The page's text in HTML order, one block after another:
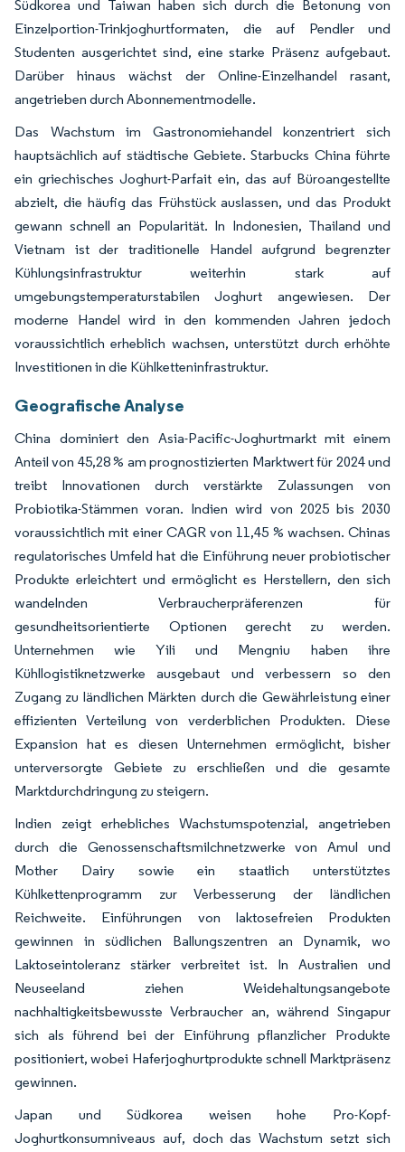
Südkorea und Taiwan haben sich durch die Betonung von
Einzelportion-Trinkjoghurtformaten, die auf Pendler und
Studenten ausgerichtet sind, eine starke Präsenz aufgebaut.
Darüber hinaus wächst der Online-Einzelhandel rasant,
angetrieben durch Abonnementmodelle.
Das Wachstum im Gastronomiehandel konzentriert sich
hauptsächlich auf städtische Gebiete. Starbucks China führte
ein griechisches Joghurt-Parfait ein, das auf Büroangestellte
abzielt, die häufig das Frühstück auslassen, und das Produkt
gewann schnell an Popularität. In Indonesien, Thailand und
Vietnam ist der traditionelle Handel aufgrund begrenzter
Kühlungsinfrastruktur weiterhin stark auf
umgebungstemperaturstabilen Joghurt angewiesen. Der
moderne Handel wird in den kommenden Jahren jedoch
voraussichtlich erheblich wachsen, unterstützt durch erhöhte
Investitionen in die Kühlketteninfrastruktur.
Geografische Analyse
China dominiert den Asia-Pacific-Joghurtmarkt mit einem
Anteil von 45,28 % am prognostizierten Marktwert für 2024 und
treibt Innovationen durch verstärkte Zulassungen von
Probiotika-Stämmen voran. Indien wird von 2025 bis 2030
voraussichtlich mit einer CAGR von 11,45 % wachsen. Chinas
regulatorisches Umfeld hat die Einführung neuer probiotischer
Produkte erleichtert und ermöglicht es Herstellern, den sich
wandelnden Verbraucherpräferenzen für
gesundheitsorientierte Optionen gerecht zu werden.
Unternehmen wie Yili und Mengniu haben ihre
Kühllogistiknetzwerke ausgebaut und verbessern so den
Zugang zu ländlichen Märkten durch die Gewährleistung einer
effizienten Verteilung von verderblichen Produkten. Diese
Expansion hat es diesen Unternehmen ermöglicht, bisher
unterversorgte Gebiete zu erschließen und die gesamte
Marktdurchdringung zu steigern.
Indien zeigt erhebliches Wachstumspotenzial, angetrieben
durch die Genossenschaftsmilchnetzwerke von Amul und
Mother Dairy sowie ein staatlich unterstütztes
Kühlkettenprogramm zur Verbesserung der ländlichen
Reichweite. Einführungen von laktosefreien Produkten
gewinnen in südlichen Ballungszentren an Dynamik, wo
Laktoseintoleranz stärker verbreitet ist. In Australien und
Neuseeland ziehen Weidehaltungsangebote
nachhaltigkeitsbewusste Verbraucher an, während Singapur
sich als führend bei der Einführung pflanzlicher Produkte
positioniert, wobei Haferjoghurtprodukte schnell Marktpräsenz
gewinnen.
Japan und Südkorea weisen hohe Pro-Kopf-
Joghurtkonsumniveaus auf, doch das Wachstum setzt sich